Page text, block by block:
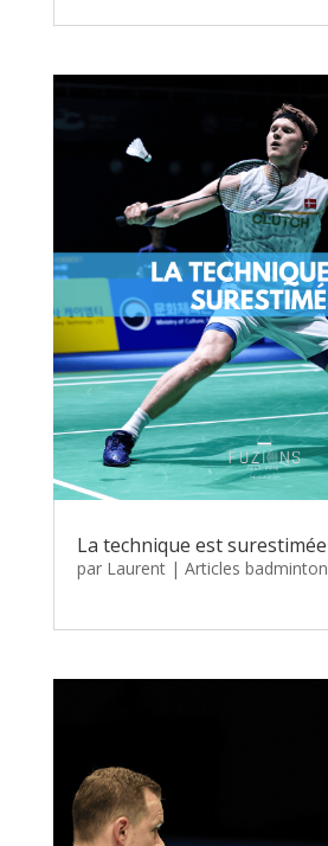
La technique est surestimée
par Laurent| Articles badminton